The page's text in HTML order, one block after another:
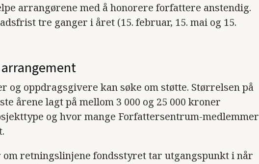
arrangørene med å honorere forfattere anstendig.
tre ganger i året (15. februar, 15. mai og 15.
og oppdragsgivere kan søke om støtte. Størrelsen på
årene lagt på mellom 3 000 og 25 000 kroner
og hvor mange Forfattersentrum-medlemmer
om retningslinjene fondsstyret tar utgangspunkt i når